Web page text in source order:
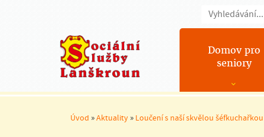
Domov pro
seniory
Úvod »Aktuality » Loučení s naší skvělou šéfkuchařkou